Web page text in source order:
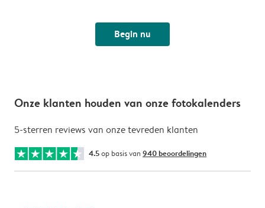
Begin nu
Onze klanten houden van onze fotokalenders
5-sterren reviews van onze tevreden klanten
4.5op basis van 940 beoordelingen